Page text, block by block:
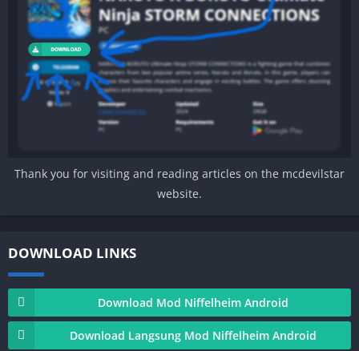
Thank you for visiting and reading articles on the mcdevilstar
website.
DOWNLOAD LINKS
Download Mod Niffelheim Android
Download Langsung Mod Niffelheim Android